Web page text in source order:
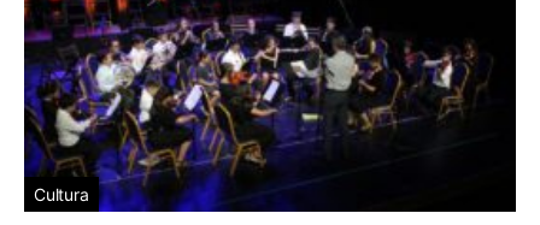
Cultura